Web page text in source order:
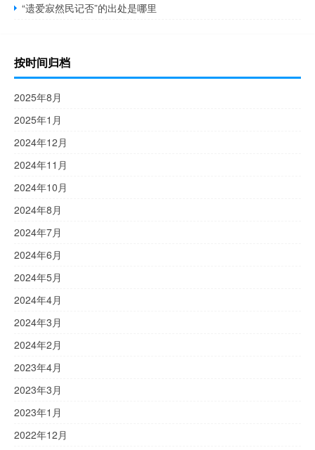
“遗爱寂然民记否”的出处是哪里
按时间归档
2025年8月
2025年1月
2024年12月
2024年11月
2024年10月
2024年8月
2024年7月
2024年6月
2024年5月
2024年4月
2024年3月
2024年2月
2023年4月
2023年3月
2023年1月
2022年12月